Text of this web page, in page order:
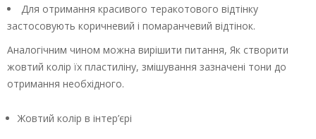
Для отримання красивого теракотового відтінку
застосовують коричневий і помаранчевий відтінок.
Аналогічним чином можна вирішити питання, Як створити
жовтий колір їх пластиліну, змішування зазначені тони до
отримання необхідного.
Жовтий колір в інтер’єрі